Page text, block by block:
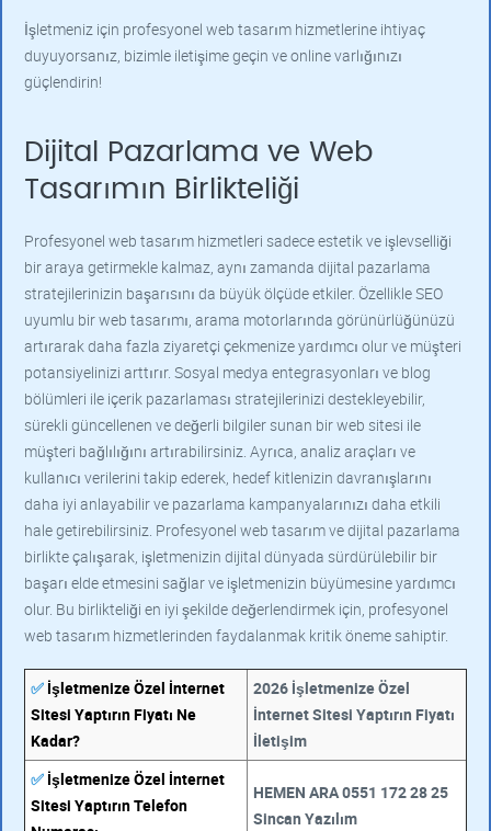
İşletmeniz için profesyonel web tasarım hizmetlerine ihtiyaç
duyuyorsanız, bizimle iletişime geçin ve online varlığınızı
güçlendirin!
Dijital Pazarlama ve Web
Tasarımın Birlikteliği
Profesyonel web tasarım hizmetleri sadece estetik ve işlevselliği
bir araya getirmekle kalmaz, aynı zamanda dijital pazarlama
stratejilerinizin başarısını da büyük ölçüde etkiler. Özellikle SEO
uyumlu bir web tasarımı, arama motorlarında görünürlüğünüzü
artırarak daha fazla ziyaretçi çekmenize yardımcı olur ve müşteri
potansiyelinizi arttırır. Sosyal medya entegrasyonları ve blog
bölümleri ile içerik pazarlaması stratejilerinizi destekleyebilir,
sürekli güncellenen ve değerli bilgiler sunan bir web sitesi ile
müşteri bağlılığını artırabilirsiniz. Ayrıca, analiz araçları ve
kullanıcı verilerini takip ederek, hedef kitlenizin davranışlarını
daha iyi anlayabilir ve pazarlama kampanyalarınızı daha etkili
hale getirebilirsiniz. Profesyonel web tasarım ve dijital pazarlama
birlikte çalışarak, işletmenizin dijital dünyada sürdürülebilir bir
başarı elde etmesini sağlar ve işletmenizin büyümesine yardımcı
olur. Bu birlikteliği en iyi şekilde değerlendirmek için, profesyonel
web tasarım hizmetlerinden faydalanmak kritik öneme sahiptir.
✅ İşletmenize Özel İnternet
Sitesi Yaptırın Fiyatı Ne
Kadar?
2026 İşletmenize Özel
İnternet Sitesi Yaptırın Fiyatı
İletişim
✅ İşletmenize Özel İnternet
Sitesi Yaptırın Telefon
HEMEN ARA 0551 172 28 25
Sincan Yazılım